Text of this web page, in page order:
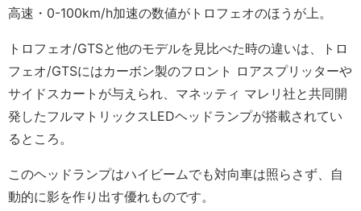
高速・0-100km/h加速の数値がトロフェオのほうが上。
トロフェオ/GTSと他のモデルを見比べた時の違いは、トロ
フェオ/GTSにはカーボン製のフロント ロアスプリッターや
サイドスカートが与えられ、マネッティ マレリ社と共同開
発したフルマトリックスLEDヘッドランプが搭載されてい
るところ。
このヘッドランプはハイビームでも対向車は照らさず、自
動的に影を作り出す優れものです。